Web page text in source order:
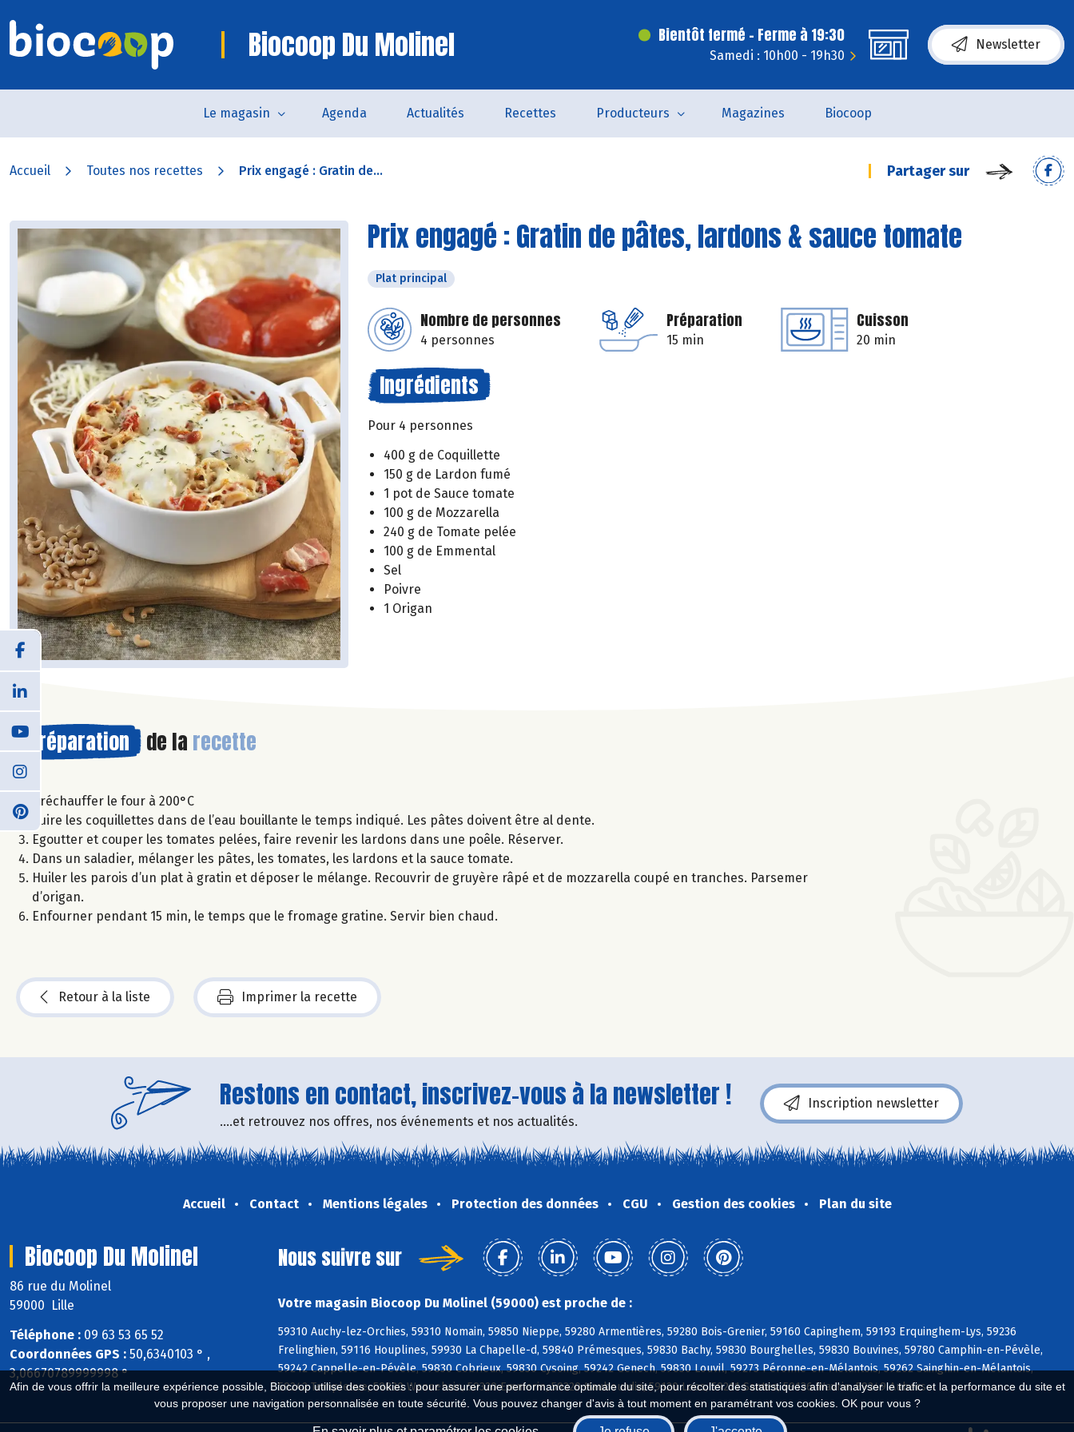
Afin de vous offrir la meilleure expérience possible, Biocoop utilise des cookies : pour assurer une performance optimale du site, pour récolter des statistiques afin d'analyser le trafic et la performance du site et
vous proposer une navigation personnalisée en toute sécurité. Vous pouvez changer d'avis à tout moment en paramétrant vos cookies. OK pour vous ?
Biocoop Du Molinel Bientôt fermé - Ferme à 19:30
Samedi : 10h00 - 19h30
Newsletter
Le magasin Agenda Actualités Recettes Producteurs Magazines Biocoop
Accueil Toutes nos recettes Prix engagé : Gratin de... Partager sur
Prix engagé : Gratin de pâtes, lardons & sauce tomate
Plat principal
Nombre de personnes
4 personnes
Préparation
15 min
Cuisson
20 min
Ingrédients
Pour 4 personnes
400 g de Coquillette
150 g de Lardon fumé
1 pot de Sauce tomate
100 g de Mozzarella
240 g de Tomate pelée
100 g de Emmental
Sel
Poivre
1 Origan
Préparation de la recette
Préchauffer le four à 200°C
Cuire les coquillettes dans de l’eau bouillante le temps indiqué. Les pâtes doivent être al dente.
Egoutter et couper les tomates pelées, faire revenir les lardons dans une poêle. Réserver.
Dans un saladier, mélanger les pâtes, les tomates, les lardons et la sauce tomate.
Huiler les parois d’un plat à gratin et déposer le mélange. Recouvrir de gruyère râpé et de mozzarella coupé en tranches. Parsemer
d’origan.
Enfourner pendant 15 min, le temps que le fromage gratine. Servir bien chaud.
Retour à la liste Imprimer la recette
Restons en contact, inscrivez-vous à la newsletter !
....et retrouvez nos offres, nos événements et nos actualités.
Inscription newsletter
Accueil Contact Mentions légales Protection des données CGU Gestion des cookies Plan du site
Biocoop Du Molinel
86 rue du Molinel
59000 Lille
Téléphone : 09 63 53 65 52
Coordonnées GPS : 50,6340103 ° ,
3,06670789999998 °
Nous suivre sur
Votre magasin Biocoop Du Molinel (59000) est proche de :
59310 Auchy-lez-Orchies, 59310 Nomain, 59850 Nieppe, 59280 Armentières, 59280 Bois-Grenier, 59160 Capinghem, 59193 Erquinghem-Lys, 59236
Frelinghien, 59116 Houplines, 59930 La Chapelle-d, 59840 Prémesques, 59830 Bachy, 59830 Bourghelles, 59830 Bouvines, 59780 Camphin-en-Pévèle,
59242 Cappelle-en-Pévèle, 59830 Cobrieux, 59830 Cysoing, 59242 Genech, 59830 Louvil, 59273 Péronne-en-Mélantois, 59262 Sainghin-en-Mélantois,
59242 Templeuve, 59830 Wannehain, 59320 Emmerin, 59320 Haubourdin, 59120 Loos, 59211 Santes, 59136 Wavrin, 59249 Aubers